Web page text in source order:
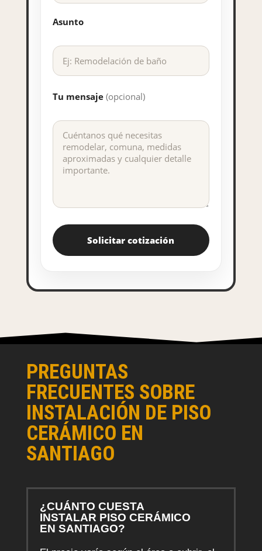
Asunto
Tu mensaje (opcional)
PREGUNTAS
FRECUENTES SOBRE
INSTALACIÓN DE PISO
CERÁMICO EN
SANTIAGO
¿CUÁNTO CUESTA
INSTALAR PISO CERÁMICO
EN SANTIAGO?